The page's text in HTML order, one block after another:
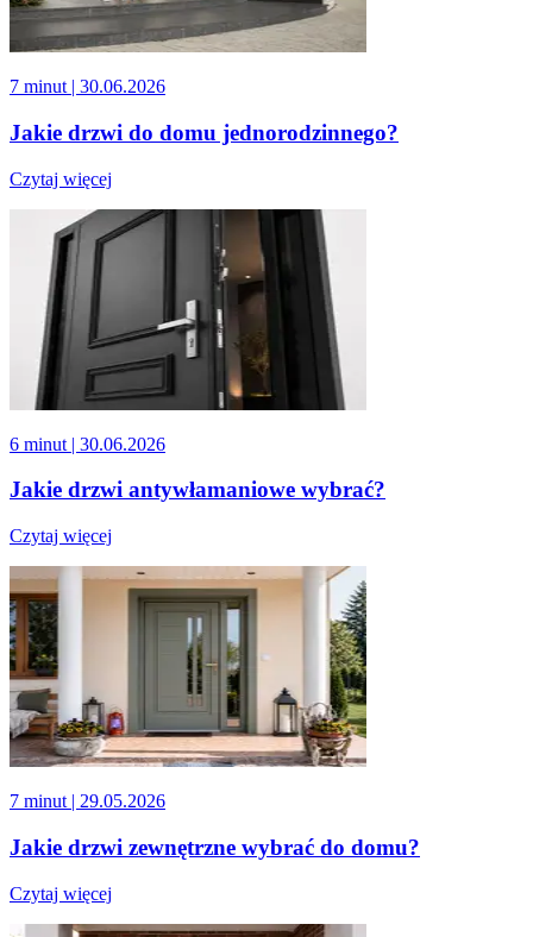
7 minut | 30.06.2026
Jakie drzwi do domu jednorodzinnego?
Czytaj więcej
6 minut | 30.06.2026
Jakie drzwi antywłamaniowe wybrać?
Czytaj więcej
7 minut | 29.05.2026
Jakie drzwi zewnętrzne wybrać do domu?
Czytaj więcej